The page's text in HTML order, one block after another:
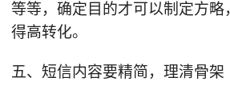
等等，确定目的才可以制定方略
得高转化。
五、短信内容要精简，理清骨架